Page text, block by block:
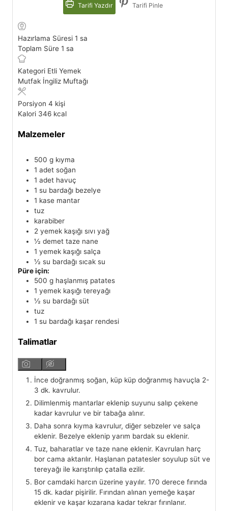
Tarifi Yazdır Tarifi Pinle
Hazırlama Süresi 1 saat
sa
Toplam Süre 1 saat
sa
Kategori Etli Yemek
Mutfak İngiliz Muftağı
Porsiyon 4 kişi
Kalori 346 kcal
Malzemeler
500 g kıyma
1 adet soğan
1 adet havuç
1 su bardağı bezelye
1 kase mantar
tuz
karabiber
2 yemek kaşığı sıvı yağ
½ demet taze nane
1 yemek kaşığı salça
½ su bardağı sıcak su
Püre için:
500 g haşlanmış patates
1 yemek kaşığı tereyağı
½ su bardağı süt
tuz
1 su bardağı kaşar rendesi
Talimatlar
İnce doğranmış soğan, küp küp doğranmış havuçla 2-
3 dk. kavrulur.
Dilimlenmiş mantarlar eklenip suyunu salıp çekene
kadar kavrulur ve bir tabağa alınır.
Daha sonra kıyma kavrulur, diğer sebzeler ve salça
eklenir. Bezelye eklenip yarım bardak su eklenir.
Tuz, baharatlar ve taze nane eklenir. Kavrulan harç
bor cama aktarılır. Haşlanan patatesler soyulup süt ve
tereyağı ile karıştırılıp çatalla ezilir.
Bor camdaki harcın üzerine yayılır. 170 derece fırında
15 dk. kadar pişirilir. Fırından alınan yemeğe kaşar
eklenir ve kaşar kızarana kadar tekrar fırınlanır.